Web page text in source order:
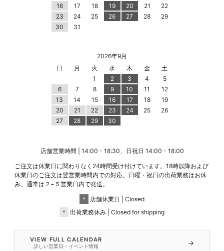
16
17 18 19 20 21
22
23
24 25 26 27 28
29
30
31
2026年9月
日
月 火 水 木 金
土
1
2 3 4
5
6
7 8 9 10 11
12
13
14 15 16 17 18
19
20
21 22 23 24 25
26
27
28 29 30
店舗営業時間 | 14:00 - 18:30、日祝日 14:00 - 18:00
ご注文は休業日に関わりなく24時間受け付けています。18時以降および
休業日のご注文は翌営業時間内での対応。日曜・祝日の出荷業務はお休
み。通常は２~５営業日内で発送。
＊
店舗休業日 | Closed
＊
出荷業務休み | Closed for shipping
VIEW FULL CALENDAR
詳しい営業日・イベント情報 →